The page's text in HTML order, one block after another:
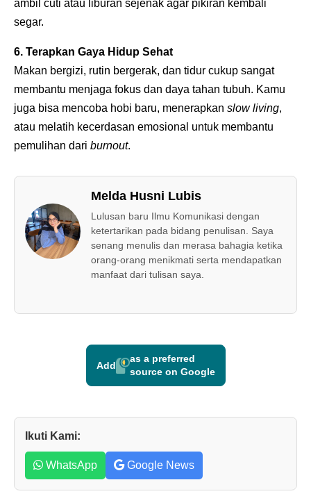
ambil cuti atau liburan sejenak agar pikiran kembali
segar.
6. Terapkan Gaya Hidup Sehat
Makan bergizi, rutin bergerak, dan tidur cukup sangat
membantu menjaga fokus dan daya tahan tubuh. Kamu
juga bisa mencoba hobi baru, menerapkan slow living,
atau melatih kecerdasan emosional untuk membantu
pemulihan dari burnout.
Melda Husni Lubis
Lulusan baru Ilmu Komunikasi dengan
ketertarikan pada bidang penulisan. Saya
senang menulis dan merasa bahagia ketika
orang-orang menikmati serta mendapatkan
manfaat dari tulisan saya.
Add
as a preferred
source on Google
Ikuti Kami:
WhatsApp Google News